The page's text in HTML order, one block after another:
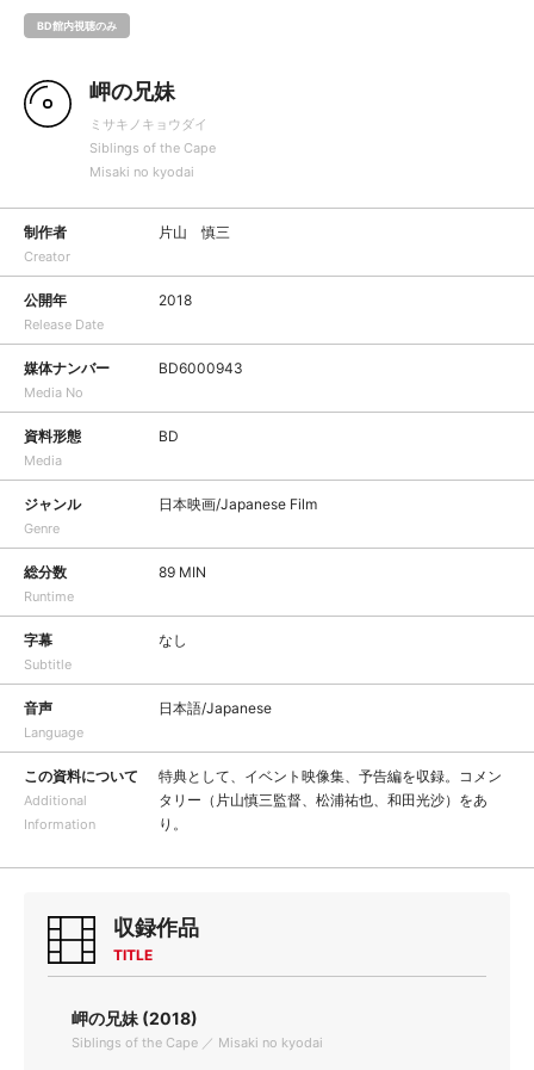
BD館内視聴のみ
岬の兄妹
ミサキノキョウダイ
Siblings of the Cape
Misaki no kyodai
制作者
Creator
片山 慎三
公開年
Release Date
2018
媒体ナンバー
Media No
BD6000943
資料形態
Media
BD
ジャンル
Genre
日本映画/Japanese Film
総分数
Runtime
89 MIN
字幕
Subtitle
なし
音声
Language
日本語/Japanese
この資料について
Additional
Information
特典として、イベント映像集、予告編を収録。コメン
タリー（片山慎三監督、松浦祐也、和田光沙）をあ
り。
収録作品
TITLE
岬の兄妹 (2018)
Siblings of the Cape ／ Misaki no kyodai